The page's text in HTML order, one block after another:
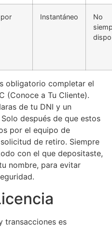
Instantáneo
No
obligatorio completar el
(Conoce a Tu Cliente).
de tu DNI y un
después de que estos
por el equipo de
de retiro. Siempre
con el que depositaste,
nombre, para evitar
transacciones es